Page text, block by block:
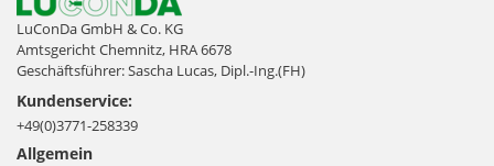
LuConDa GmbH & Co. KG
Amtsgericht Chemnitz, HRA 6678
Geschäftsführer: Sascha Lucas, Dipl.-Ing.(FH)
Kundenservice:
+49(0)3771-258339
Allgemein